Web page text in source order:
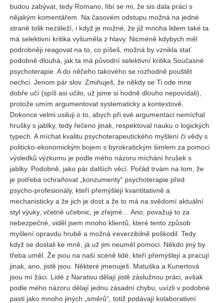
Vydání 3-4/ 2024
Vydání 1-2/ 2024
Vydání 3-4/ 2023
Vydání 1-2/ 2023
Vydání 1-2/ 2022
Vydání 3-4/ 2022
Vydání 3-4/ 2021
Vydání 2/ 2021
Vydání 1/ 2021
Vydání 3-4/ 2020
Vydání 1-2/ 2020
Vydání 3-4/ 2019
Vydání 1-2/ 2019
Vydání 4/2018
Vydání 2-3/2018
Vydání 1-2018
Vydání 4-2017
Vydání 3-2017
Vydání 2-2017
budou zabývat, tedy Romano, líbí se mi, že sis dala práci s
nějakým komentářem. Na časovém odstupu možná na jedné
straně tolik nezáleží, i když je možné, že již mnoha lidem také ta
má selektivní kritika vyšuměla z hlavy. Nicméně kdybych měl
podrobněji reagovat na to, co píšeš, možná by vznikla stať
podobně dlouhá, jak ta má původní selektivní kritika Současné
psychoterapie. A do něčeho takového se rozhodně pouštět
nechci. Jenom pár slov. Zmiňuješ, že někdy se Ti ode mne
dobře učí (spíš asi učilo, už jsme si hodně dlouho nepovídali),
protože umím argumentovat systematicky a kontextově.
Dokonce velmi usiluji o to, abych při své argumentaci nemíchal
hrušky s jablky, tedy řečeno jinak, respektoval nauku o logických
typech. A míchat kvalitu psychoterapeutického myšlení či vědy s
politicko-ekonomickým bojem s byrokratickým šimlem za pomoci
výsledků výzkumu je podle mého názoru míchání hrušek s
jablky. Podobně, jako pár dalších věcí. Pořád trvám na tom, že
je potřeba ochraňovat „konzumenty“ psychoterapie před
psycho-profesionály, kteří přemýšlejí kvantitativně a
mechanisticky a že jich je dost a že to má na svědomí aktuální
styl výuky, včetně učebnic, je zřejmé… Ano, považuji to za
nebezpečné, viděl jsem mnoho klientů, které tento způsob
myšlení opravdu hrubě a možná ireverzibilně poškodil. Tedy
když se dostali ke mně, já už jim neuměl pomoci. Někdo jiný by
třeba uměl. Že jsou na naší scéně lidé, kteří přemýšlejí a pracují
jinak, ano, jistě jsou. Některé jmenuješ. Matuška a Kunertová
jsou mí žáci. Lidé z Narativu dělají jistě záslužnou práci, avšak
podle mého názoru dělají jednu zásadní chybu, uvízli v podobné
pasti jako mnoho jiných „směrů“, totiž podávají kolaborativní